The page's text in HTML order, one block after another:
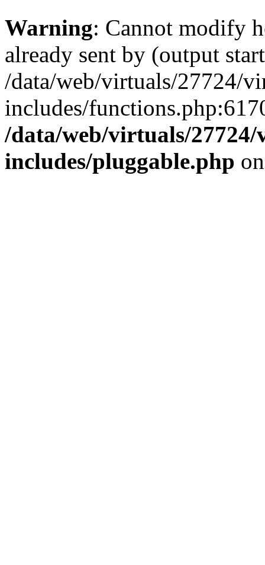
Warning: Cannot modify
already sent by (output
/data/web/virtuals/27724/
includes/
/data/web/virtuals/
includes/pluggable.php